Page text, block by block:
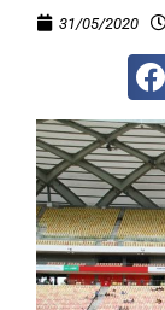
31/05/2020